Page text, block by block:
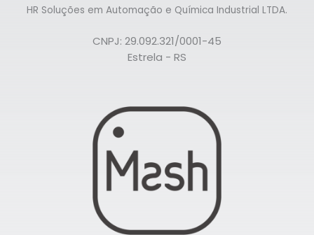
HR Soluções em Automação e Química Industrial LTDA.
CNPJ: 29.092.321/0001-45
Estrela - RS